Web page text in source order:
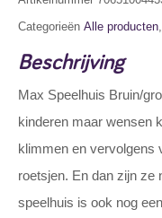
Categorieën Alle producten,
Beschrijving
Max Speelhuis Bruin/
kinderen maar wensen
klimmen en vervolgens
roetsjen. En dan zijn ze
speelhuis is ook nog